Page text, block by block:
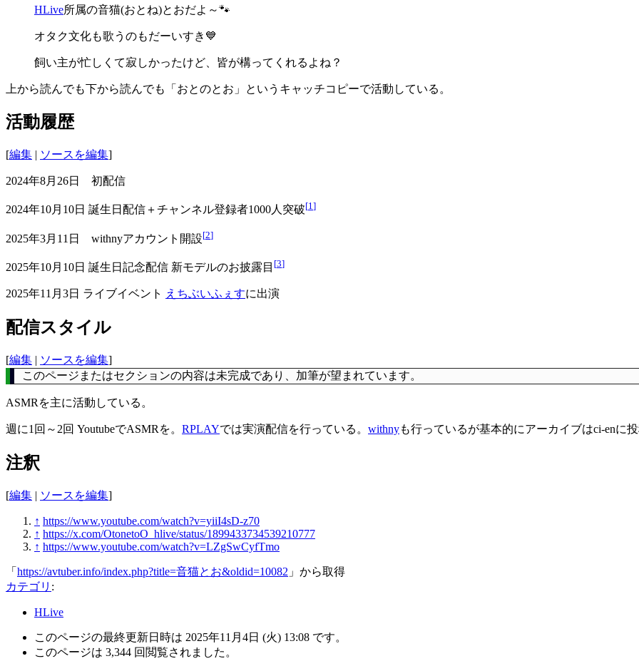
HLive所属の音猫(おとね)とおだよ～🐾
オタク文化も歌うのもだーいすき💙
飼い主が忙しくて寂しかったけど、皆が構ってくれるよね？
上から読んでも下から読んでも「おとのとお」というキャッチコピーで活動している。
活動履歴
[編集 | ソースを編集]
2024年8月26日 初配信
2024年10月10日 誕生日配信＋チャンネル登録者1000人突破[1]
2025年3月11日 withnyアカウント開設[2]
2025年10月10日 誕生日記念配信 新モデルのお披露目 [3]
2025年11月3日 ライブイベント えちぶいふぇすに出演
配信スタイル
[編集 | ソースを編集]
このページまたはセクションの内容は未完成であり、加筆が望まれています。
ASMRを主に活動している。
週に1回～2回 YoutubeでASMRを。 RPLAYでは実演配信を行っている。 withnyも行っているが基本的にアーカイブはci-enに
注釈
[編集 | ソースを編集]
↑ https://www.youtube.com/watch?v=yiiI4sD-z70
↑ https://x.com/OtonetoO_hlive/status/1899433734539210777
↑ https://www.youtube.com/watch?v=LZgSwCyfTmo
「 https://avtuber.info/index.php?title=音猫とお&oldid=10082 」から取得
カテゴリ :
HLive
このページの最終更新日時は 2025年11月4日 (火) 13:08 です。
このページは 3,344 回閲覧されました。